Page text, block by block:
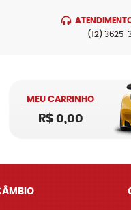
(12) 3625-
MEU CARRINHO
R$ 0,00